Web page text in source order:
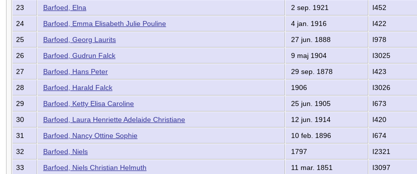
23
Barfoed, Elna 2 sep. 1921
I452
24
Barfoed, Emma Elisabeth Julie Pouline 4 jan. 1916
I422
25
Barfoed, Georg Laurits 27 jun. 1888
I978
26
Barfoed, Gudrun Falck 9 maj 1904
I3025
27
Barfoed, Hans Peter 29 sep. 1878
I423
28
Barfoed, Harald Falck 1906
I3026
29
Barfoed, Ketty Elisa Caroline 25 jun. 1905
I673
30
Barfoed, Laura Henriette Adelaide Christiane 12 jun. 1914
I420
31
Barfoed, Nancy Ottine Sophie 10 feb. 1896
I674
32
Barfoed, Niels 1797
I2321
33
Barfoed, Niels Christian Helmuth 11 mar. 1851
I3097